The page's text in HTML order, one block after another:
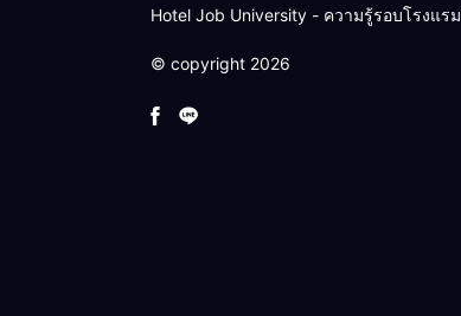
Hotel Job University - ความรู้รอบโรงแรม
© copyright 2026